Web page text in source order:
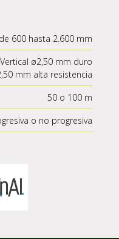
600 hasta 2.600 mm
Vertical ø2,50 mm duro
mm alta resistencia
50 o 100 m
o no progresiva